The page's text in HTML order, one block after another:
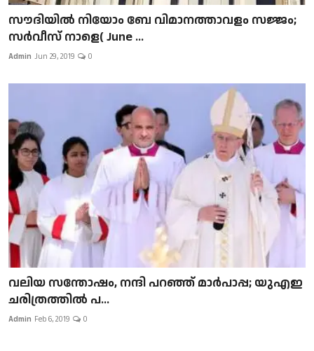
സൗദിയിൽ നിയോം ബേ വിമാനത്താവളം സജ്ജം;
സർവീസ് നാളെ( June ...
Admin Jun 29, 2019 0
വലിയ സന്തോഷം, നന്ദി പറഞ്ഞ് മാർപാപ്പ; യുഎഇ
ചരിത്രത്തിൽ പ...
Admin Feb 6, 2019 0